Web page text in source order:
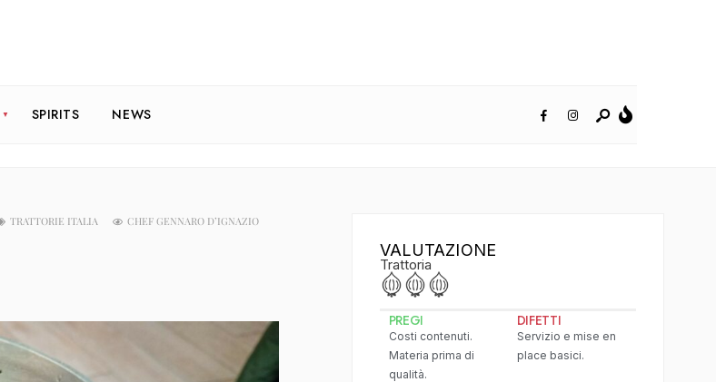
SPIRITS NEWS
TRATTORIE ITALIA CHEF GENNARO D’IGNAZIO
VALUTAZIONE
Trattoria
PREGI
Costi contenuti.
Materia prima di
qualità.
DIFETTI
Servizio e mise en
place basici.